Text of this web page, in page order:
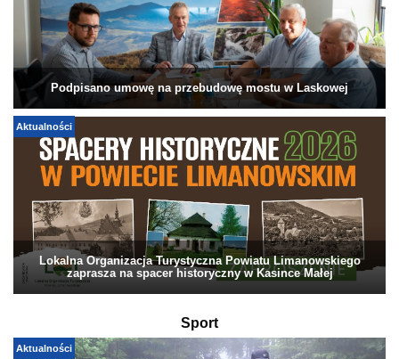
Podpisano umowę na przebudowę mostu w Laskowej
Aktualności
Lokalna Organizacja Turystyczna Powiatu Limanowskiego
zaprasza na spacer historyczny w Kasince Małej
Sport
Aktualności